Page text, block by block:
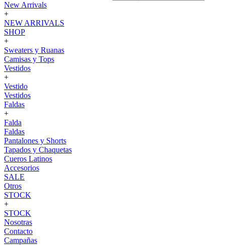
New Arrivals
+
NEW ARRIVALS
SHOP
+
Sweaters y Ruanas
Camisas y Tops
Vestidos
+
Vestido
Vestidos
Faldas
+
Falda
Faldas
Pantalones y Shorts
Tapados y Chaquetas
Cueros Latinos
Accesorios
SALE
Otros
STOCK
+
STOCK
Nosotras
Contacto
Campañas